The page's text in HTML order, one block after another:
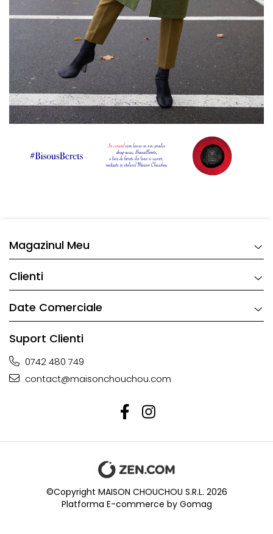
Magazinul Meu
Clienti
Date Comerciale
Suport Clienti
0742 480 749
contact@maisonchouchou.com
©Copyright MAISON CHOUCHOU S.R.L. 2026
Platforma E-commerce by Gomag